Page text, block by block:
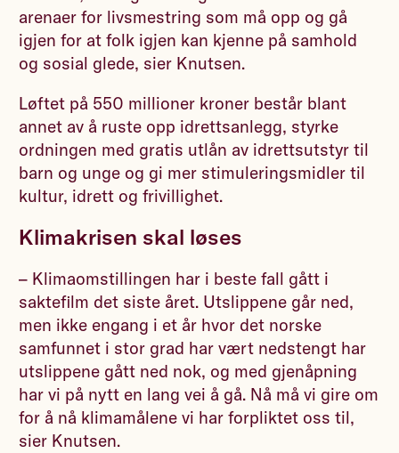
arenaer for livsmestring som må opp og gå
igjen for at folk igjen kan kjenne på samhold
og sosial glede, sier Knutsen.
Løftet på 550 millioner kroner består blant
annet av å ruste opp idrettsanlegg, styrke
ordningen med gratis utlån av idrettsutstyr til
barn og unge og gi mer stimuleringsmidler til
kultur, idrett og frivillighet.
Klimakrisen skal løses
– Klimaomstillingen har i beste fall gått i
saktefilm det siste året. Utslippene går ned,
men ikke engang i et år hvor det norske
samfunnet i stor grad har vært nedstengt har
utslippene gått ned nok, og med gjenåpning
har vi på nytt en lang vei å gå. Nå må vi gire om
for å nå klimamålene vi har forpliktet oss til,
sier Knutsen.